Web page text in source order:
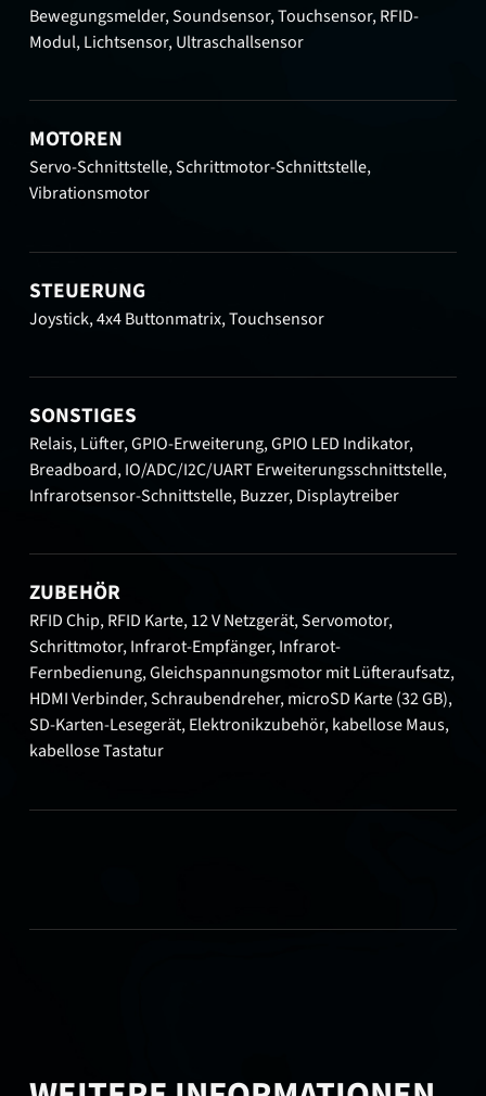
Bewegungsmelder, Soundsensor, Touchsensor, RFID-
Modul, Lichtsensor, Ultraschallsensor
MOTOREN
Servo-Schnittstelle, Schrittmotor-Schnittstelle,
Vibrationsmotor
STEUERUNG
Joystick, 4x4 Buttonmatrix, Touchsensor
SONSTIGES
Relais, Lüfter, GPIO-Erweiterung, GPIO LED Indikator,
Breadboard, IO/ADC/I2C/UART Erweiterungsschnittstelle,
Infrarotsensor-Schnittstelle, Buzzer, Displaytreiber
ZUBEHÖR
RFID Chip, RFID Karte, 12 V Netzgerät, Servomotor,
Schrittmotor, Infrarot-Empfänger, Infrarot-
Fernbedienung, Gleichspannungsmotor mit Lüfteraufsatz,
HDMI Verbinder, Schraubendreher, microSD Karte (32 GB),
SD-Karten-Lesegerät, Elektronikzubehör, kabellose Maus,
kabellose Tastatur